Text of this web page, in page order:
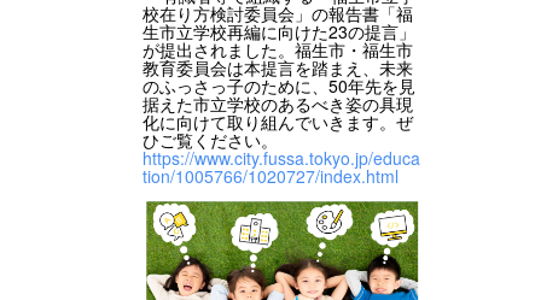
校在り方検討委員会」の報告書「福
生市立学校再編に向けた23の提言」
が提出されました。福生市・福生市
教育委員会は本提言を踏まえ、未来
のふっさっ子のために、50年先を見
据えた市立学校のあるべき姿の具現
化に向けて取り組んでいきます。ぜ
ひご覧ください。
https://www.city.fussa.tokyo.jp/educa
tion/1005766/1020727/index.html